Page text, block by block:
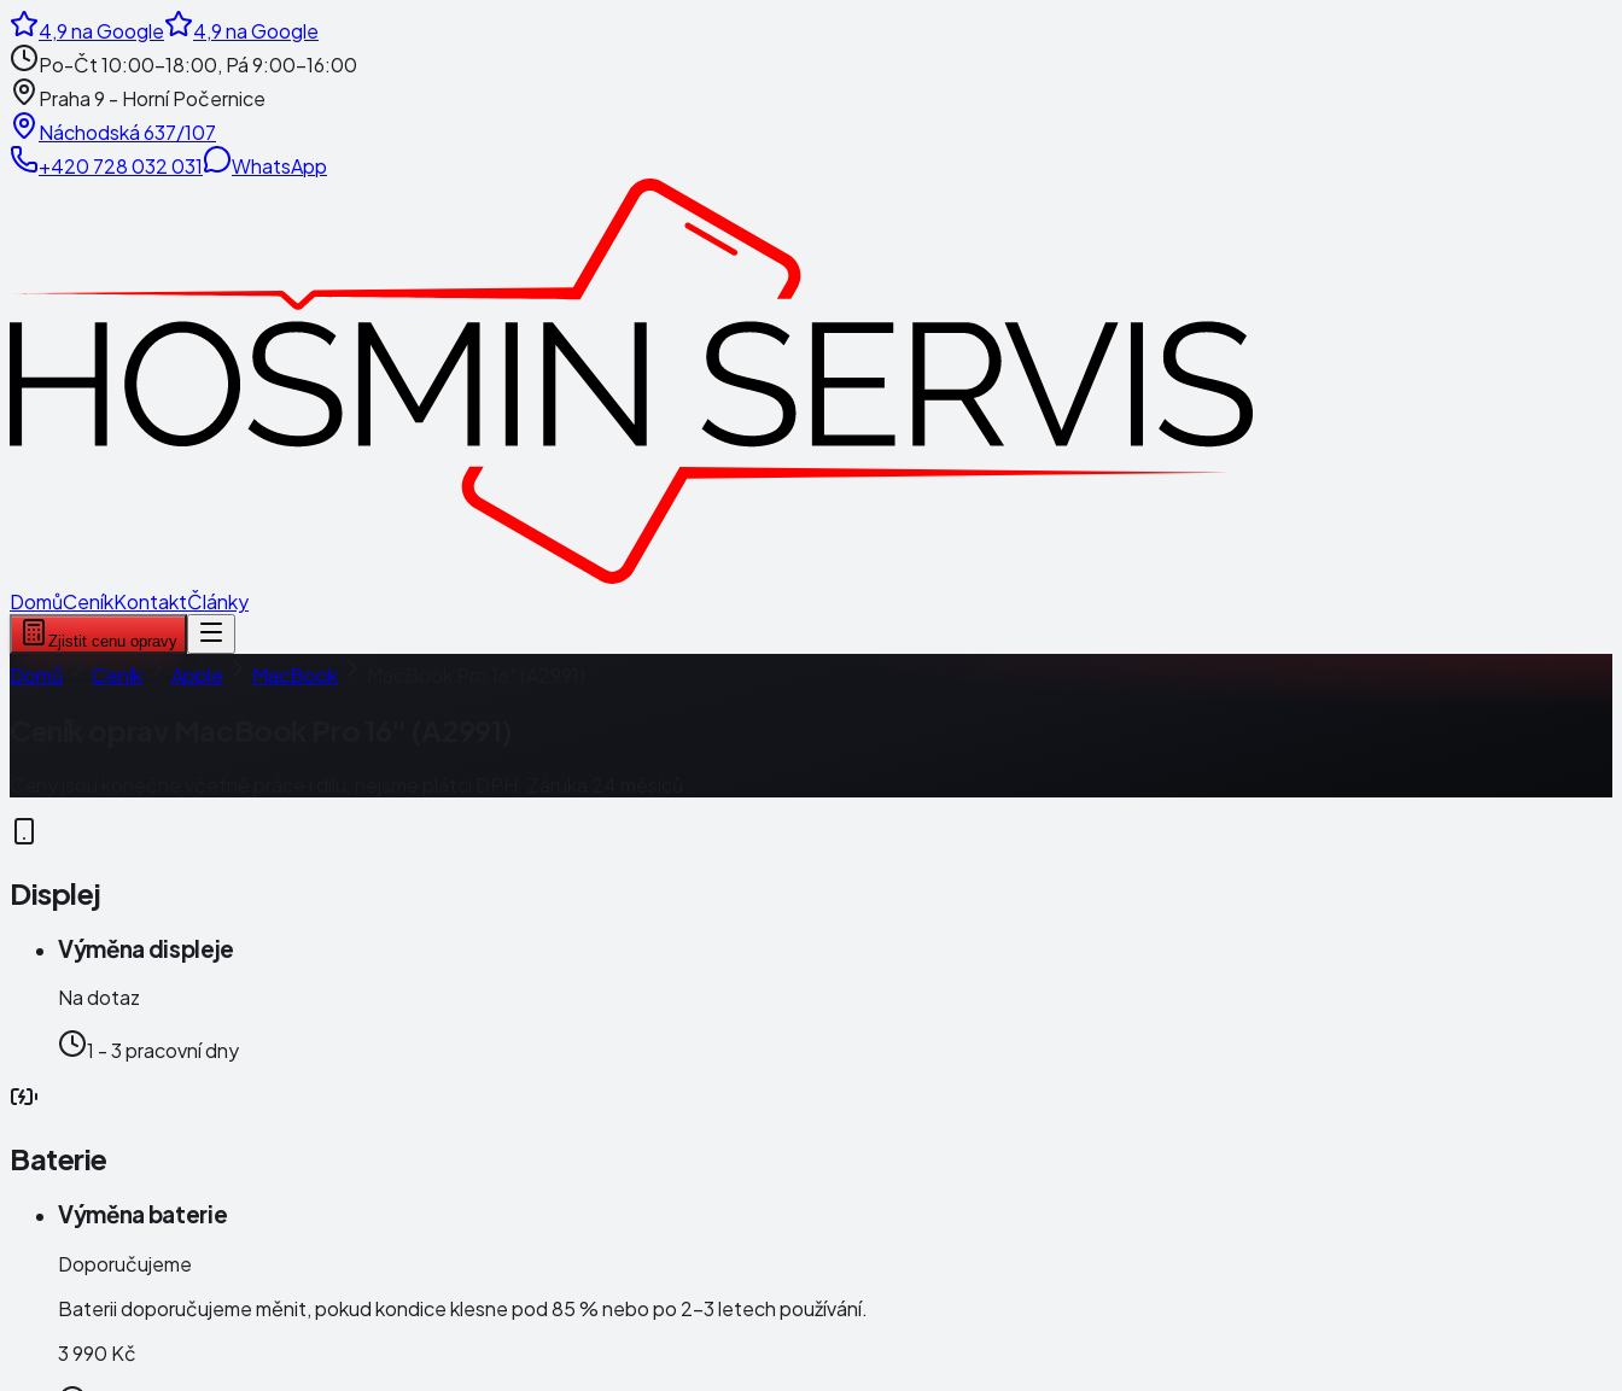
4,9na Google 4,9na Google
Po-Čt 10:00-18:00, Pá 9:00-16:00
Praha 9 - Horní Počernice
Náchodská 637/107
+420 728 032 031
WhatsApp
DomůCeníkKontaktČlánky
Zjistit cenu opravy
Domů Ceník Apple MacBook
Displej
Výměna displeje
Na dotaz
1 - 3 pracovní dny
Baterie
Výměna baterie
Doporučujeme
Baterii doporučujeme měnit, pokud kondice klesne pod 85 % nebo po 2–3 letech používání.
3 990 Kč